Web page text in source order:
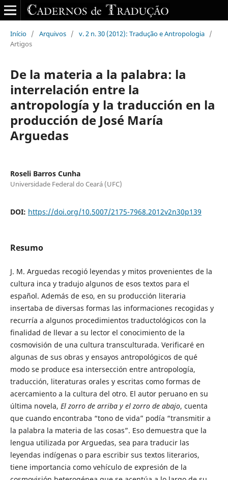
Início / Arquivos / v. 2 n. 30 (2012): Tradução e Antropologia /
Artigos
De la materia a la palabra: la
interrelación entre la
antropología y la traducción en la
producción de José María
Arguedas
Roseli Barros Cunha
Universidade Federal do Ceará (UFC)
DOI: https://doi.org/10.5007/2175-7968.2012v2n30p139
Resumo
J. M. Arguedas recogió leyendas y mitos provenientes de la
cultura inca y tradujo algunos de esos textos para el
español. Además de eso, en su producción literaria
insertaba de diversas formas las informaciones recogidas y
recurría a algunos procedimientos traductológicos con la
finalidad de llevar a su lector el conocimiento de la
cosmovisión de una cultura transculturada. Verificaré en
algunas de sus obras y ensayos antropológicos de qué
modo se produce esa intersección entre antropología,
traducción, literaturas orales y escritas como formas de
acercamiento a la cultura del otro. El autor peruano en su
última novela, El zorro de arriba y el zorro de abajo, cuenta
que cuando encontraba “tono de vida” podía “transmitir a
la palabra la materia de las cosas”. Eso demuestra que la
lengua utilizada por Arguedas, sea para traducir las
leyendas indígenas o para escribir sus textos literarios,
tiene importancia como vehículo de expresión de la